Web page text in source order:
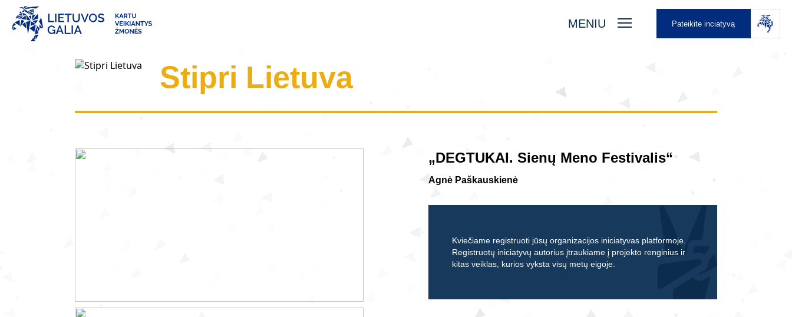
MENIU Pateikite inciatyvą
Stipri Lietuva
„DEGTUKAI. Sienų Meno Festivalis“
Agnė Paškauskienė
Kviečiame registruoti jūsų organizacijos iniciatyvas platformoje.
Registruotų iniciatyvų autorius įtraukiame į projekto renginius ir
kitas veiklas, kurios vyksta visų metų eigoje.